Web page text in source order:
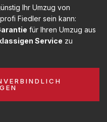
Ihr Umzug von
Fiedler sein kann:
für Ihren Umzug aus
Service zu